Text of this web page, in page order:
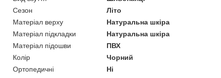
Сезон
Літо
Матеріал верху
Натуральна шкіра
Матеріал підкладки
Натуральна шкіра
Матеріал підошви
ПВХ
Колір
Чорний
Ортопедичні
Ні